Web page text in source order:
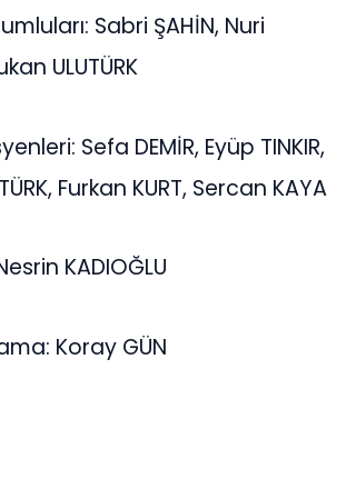
Sabri ŞAHİN, Nuri
ULUTÜRK
Sefa DEMİR, Eyüp TINKIR,
Furkan KURT, Sercan KAYA
KADIOĞLU
Koray GÜN